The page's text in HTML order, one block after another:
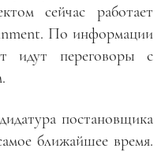
сейчас работает
По информации
идут переговоры с
постановщика
ближайшее время.